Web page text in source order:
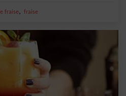
fraise, fraise